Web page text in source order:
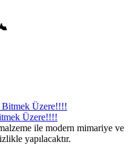
Üzere!!!!
ile modern mimariye ve
yapılacaktır.